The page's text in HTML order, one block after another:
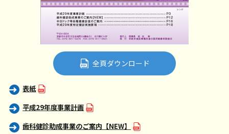
全頁ダウンロード
表紙
平成29年度事業計画
歯科健診助成事業のご案内【NEW】